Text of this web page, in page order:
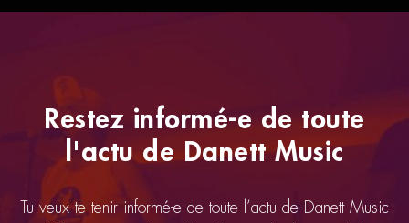
Restez informé-e de toute
l'actu de Danett Music
Tu veux te tenir informé-e de toute l’actu de Danett Music